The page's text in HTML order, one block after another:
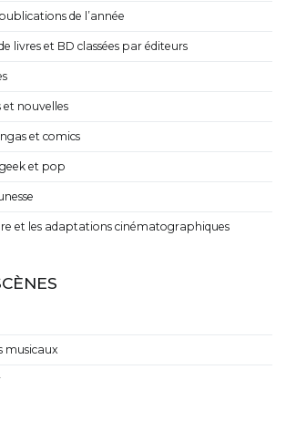
de l’année
livres et BD classées par éditeurs
et nouvelles
et comics
et pop
et les adaptations cinématographiques
musicaux